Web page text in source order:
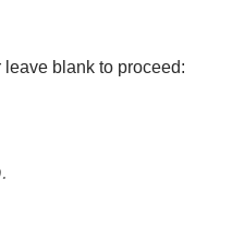
blank to proceed: